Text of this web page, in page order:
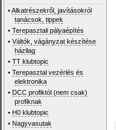
•Alkatrészekről, javításokról
tanácsok, tippek
•Terepasztali pályaépítés
•Váltók, vágányzat készítése
házilag
•TT klubtopic
•Terepasztal vezérlés és
elektronika
• DCC profiktól (nem csak)
profiknak
• H0 klubtopic
• Nagyvasutak